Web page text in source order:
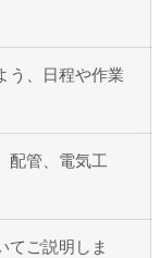
う、日程や作業
配管、電気工
てご説明しま